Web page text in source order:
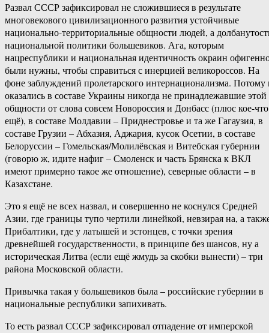
Развал СССР зафиксировал не сложившиеся в результате
многовекового цивилизационного развития устойчивые
национально-территориальные общности людей, а
национальной политики большевиков. Ага, которым
нацреспублики и национальная идентичность окраин
были нужны, чтобы справиться с инерцией великороссов. На
фоне заблуждений пролетарского интернационализма. Потому
оказались в составе Украины никогда не принадлежавшие этой
общности от слова совсем Новороссия и Донбасс (плюс кое-что
ещё), в составе Молдавии – Приднестровье и та же Гагаузия, в
составе Грузии – Абхазия, Аджария, кусок Осетии, в составе
Белоруссии – Гомельская/Молилёвская и Витебская губернии
(говорю ж, идите нафиг – Смоленск и часть Брянска к ВКЛ
имеют примерно такое же отношение), северные области – в
Казахстане.
Это я ещё не всех назвал, и совершенно не коснулся Средней
Азии, где границы тупо чертили линейкой, невзирая на, а
Прибалтики, где у латышей и эстонцев, с точки зрения
древнейшей государственности, в принципе без шансов, ну а
историческая Литва (если ещё жмудь за скобки вынести) – три
района Московской области.
Привычка такая у большевиков была – российские губернии в
национальные республики запихивать.
То есть развал СССР зафиксировал отпадение от имперской